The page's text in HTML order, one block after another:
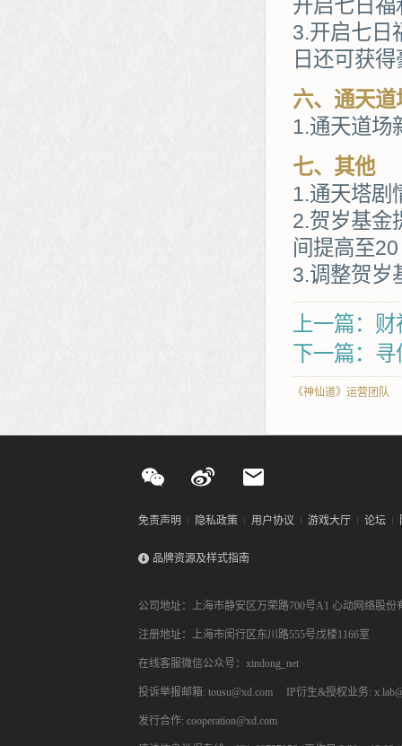
开启七日福
3.开启七日
日还可获
六、通天道
1.通天道场
七、其他
1.通天塔剧
2.贺岁基金
间提高至
3.调整贺岁
上一篇：
下一篇：
《神仙道》运营团队
免责声明 隐私政策 用户协议 游戏大厅 论坛
品牌资源及样式指南
公司地址：上海市静安区万荣路700号A1 心动网络股份
注册地址：上海市闵行区东川路555号戊楼1166室
在线客服微信公众号：xindong_net
投诉举报邮箱: tousu@xd.com IP衍生&授权业务:
发行合作: cooperation@xd.com